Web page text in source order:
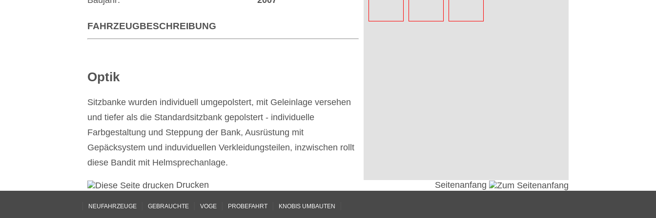
FAHRZEUGBESCHREIBUNG
Optik
Sitzbanke wurden individuell umgepolstert, mit Geleinlage versehen
und tiefer als die Standardsitzbank gepolstert - individuelle
Farbgestaltung und Steppung der Bank, Ausrüstung mit
Gepäcksystem und induviduellen Verkleidungsteilen, inzwischen rollt
diese Bandit mit Helmsprechanlage.
Drucken Seitenanfang
NEUFAHRZEUGE GEBRAUCHTE VOGE PROBEFAHRT KNOBIS UMBAUTEN